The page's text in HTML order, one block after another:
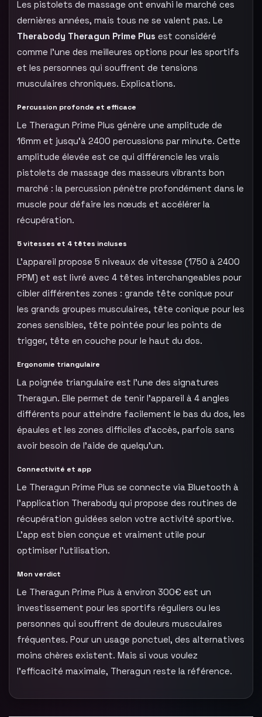
Les pistolets de massage ont envahi le marché ces
dernières années, mais tous ne se valent pas. Le
Therabody Theragun Prime Plus est considéré
comme l’une des meilleures options pour les sportifs
et les personnes qui souffrent de tensions
musculaires chroniques. Explications.
Percussion profonde et efficace
Le Theragun Prime Plus génère une amplitude de
16mm et jusqu’à 2400 percussions par minute. Cette
amplitude élevée est ce qui différencie les vrais
pistolets de massage des masseurs vibrants bon
marché : la percussion pénètre profondément dans le
muscle pour défaire les nœuds et accélérer la
récupération.
5 vitesses et 4 têtes incluses
L’appareil propose 5 niveaux de vitesse (1750 à 2400
PPM) et est livré avec 4 têtes interchangeables pour
cibler différentes zones : grande tête conique pour
les grands groupes musculaires, tête conique pour les
zones sensibles, tête pointée pour les points de
trigger, tête en couche pour le haut du dos.
Ergonomie triangulaire
La poignée triangulaire est l’une des signatures
Theragun. Elle permet de tenir l’appareil à 4 angles
différents pour atteindre facilement le bas du dos, les
épaules et les zones difficiles d’accès, parfois sans
avoir besoin de l’aide de quelqu’un.
Connectivité et app
Le Theragun Prime Plus se connecte via Bluetooth à
l’application Therabody qui propose des routines de
récupération guidées selon votre activité sportive.
L’app est bien conçue et vraiment utile pour
optimiser l’utilisation.
Mon verdict
Le Theragun Prime Plus à environ 300€ est un
investissement pour les sportifs réguliers ou les
personnes qui souffrent de douleurs musculaires
fréquentes. Pour un usage ponctuel, des alternatives
moins chères existent. Mais si vous voulez
l’efficacité maximale, Theragun reste la référence.